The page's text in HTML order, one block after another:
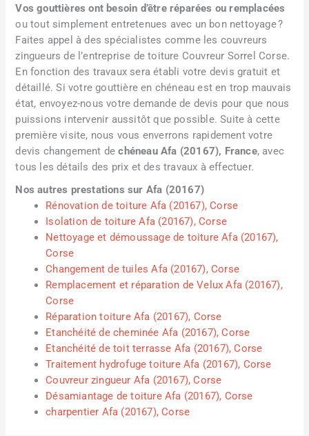
Vos gouttières ont besoin d’être réparées ou remplacées
ou tout simplement entretenues avec un bon nettoyage ?
Faites appel à des spécialistes comme les couvreurs
zingueurs de l’entreprise de toiture Couvreur Sorrel Corse.
En fonction des travaux sera établi votre devis gratuit et
détaillé. Si votre gouttière en chéneau est en trop mauvais
état, envoyez-nous votre demande de devis pour que nous
puissions intervenir aussitôt que possible. Suite à cette
première visite, nous vous enverrons rapidement votre
devis changement de chéneau Afa (20167), France, avec
tous les détails des prix et des travaux à effectuer.
Nos autres prestations sur Afa (20167)
Rénovation de toiture Afa (20167), Corse
Isolation de toiture Afa (20167), Corse
Nettoyage et démoussage de toiture Afa (20167),
Corse
Changement de tuiles Afa (20167), Corse
Remplacement et réparation de Velux Afa (20167),
Corse
Réparation toiture Afa (20167), Corse
Etanchéité de cheminée Afa (20167), Corse
Etanchéité de toit terrasse Afa (20167), Corse
Traitement hydrofuge toiture Afa (20167), Corse
Couvreur zingueur Afa (20167), Corse
Désamiantage de toiture Afa (20167), Corse
charpentier Afa (20167), Corse